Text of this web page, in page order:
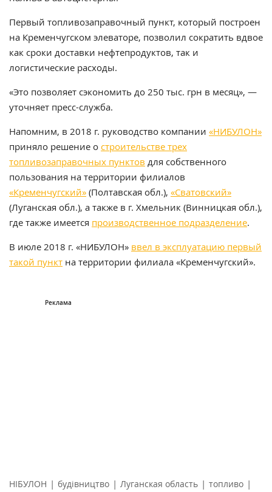
Первый топливозаправочный пункт, который построен
на Кременчугском элеваторе, позволил сократить вдвое
как сроки доставки нефтепродуктов, так и
логистические расходы.
«Это позволяет сэкономить до 250 тыс. грн в месяц», —
уточняет пресс-служба.
Напомним, в 2018 г. руководство компании «НИБУЛОН»
приняло решение о строительстве трех
топливозаправочных пунктов для собственного
пользования на территории филиалов
«Кременчугский» (Полтавская обл.), «Сватовский»
(Луганская обл.), а также в г. Хмельник (Винницкая обл.),
где также имеется производственное подразделение.
В июле 2018 г. «НИБУЛОН» ввел в эксплуатацию первый
такой пункт на территории филиала «Кременчугский».
НІБУЛОН | будівництво | Луганская область | топливо |